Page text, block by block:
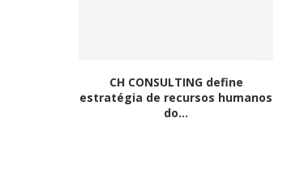
CH CONSULTING define
estratégia de recursos humanos
do...